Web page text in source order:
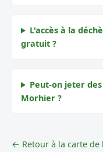
L'accès à la
gratuit ?
Peut-on jeter
Morhier ?
← Retour à la carte de